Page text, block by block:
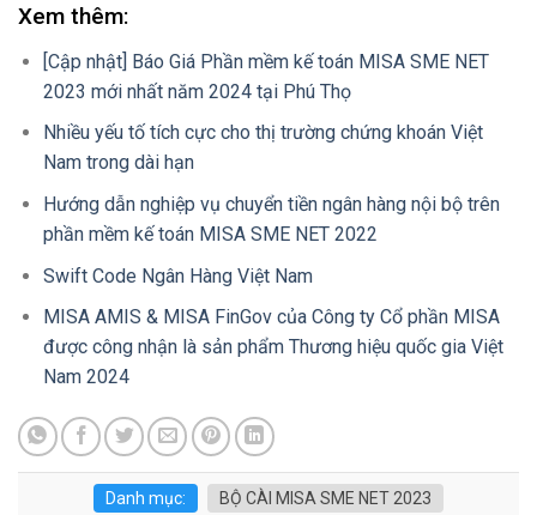
Xem thêm:
[Cập nhật] Báo Giá Phần mềm kế toán MISA SME NET
2023 mới nhất năm 2024 tại Phú Thọ
Nhiều yếu tố tích cực cho thị trường chứng khoán Việt
Nam trong dài hạn
Hướng dẫn nghiệp vụ chuyển tiền ngân hàng nội bộ trên
phần mềm kế toán MISA SME NET 2022
Swift Code Ngân Hàng Việt Nam
MISA AMIS & MISA FinGov của Công ty Cổ phần MISA
được công nhận là sản phẩm Thương hiệu quốc gia Việt
Nam 2024
Danh mục: BỘ CÀI MISA SME NET 2023